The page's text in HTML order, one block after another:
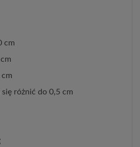
cm
cm
różnić do 0,5 cm